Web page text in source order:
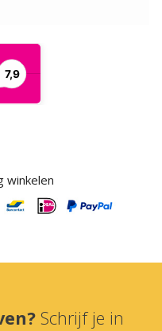
winkelen
Schrijf je in